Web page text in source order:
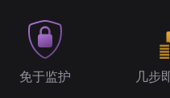
免于监护 几步